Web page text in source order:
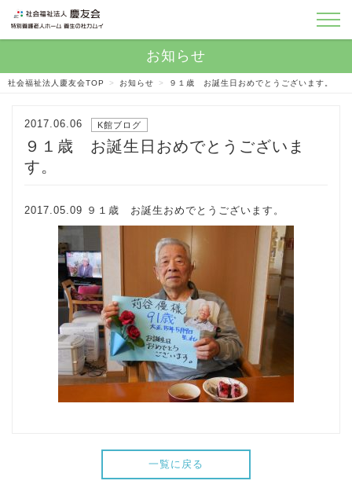
社会福祉法人慶友会TOP > お知らせ > ９１歳 お誕生日おめでとうございます。
2017.06.06 K館ブログ
９１歳 お誕生日おめでとうございま
す。
2017.05.09 ９１歳 お誕生おめでとうございます。
一覧に戻る